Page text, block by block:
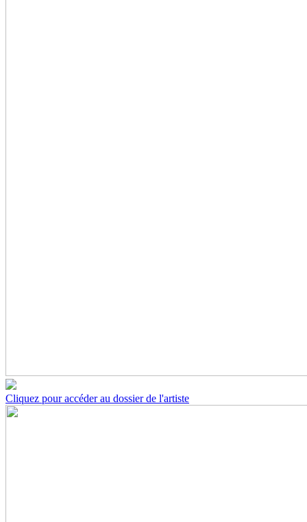
Cliquez pour accéder au dossier de l'artiste